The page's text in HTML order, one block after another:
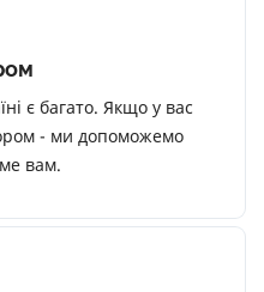
є багато. Якщо у вас
- ми допоможемо
вам.